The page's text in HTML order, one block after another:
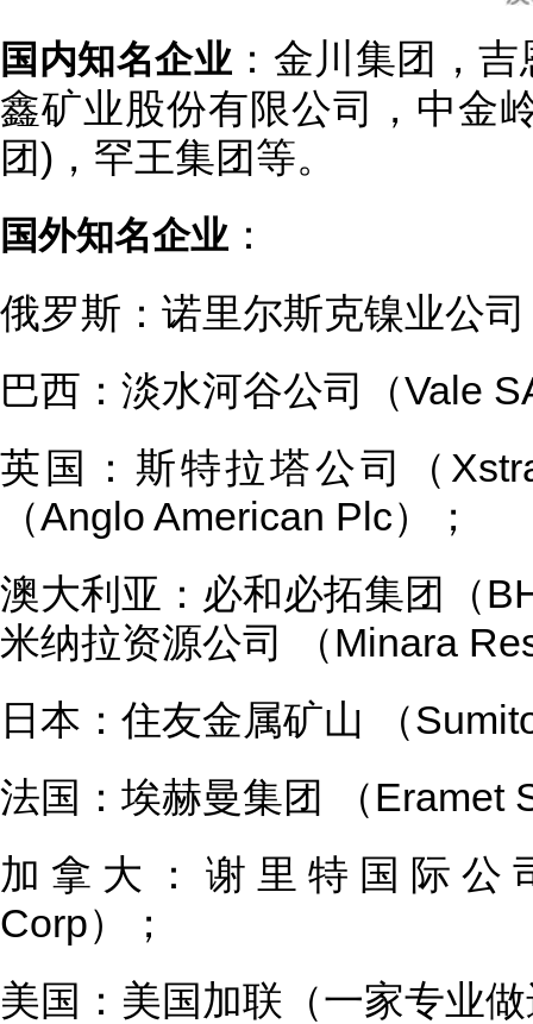
国内知名企业 ：金川集团，
鑫矿业股份有限公司，中金
团)，罕王集团等。
国外知名企业 ：
俄罗斯：诺里尔斯克镍业公
巴西：淡水河谷公司（Vale
英国：斯特拉塔公司（
（Anglo American Plc）；
澳大利亚：必和必拓集团（
米纳拉资源公司 （Minara
日本：住友金属矿山 （
法国：埃赫曼集团 （Eramet
加拿大：谢里特国际公
Corp）；
美国：美国加联（一家专业